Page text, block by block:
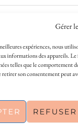
Gérer
expériences, nous
informations des appareils.
telles que le comportement
retirer son consentement peut
REFUSER
et la vie à La Rochelle,
La Rochelle comme